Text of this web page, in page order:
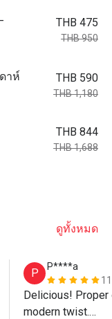
THB 475
THB 950
าห์
THB 590
THB 1,180
THB 844
THB 1,688
ดูทั้งหมด
P
P****a
Delicious! Proper
modern twist.